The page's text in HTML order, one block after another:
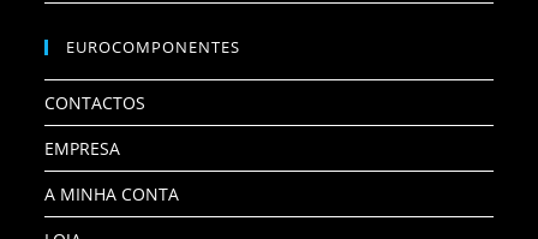
EUROCOMPONENTES
CONTACTOS
EMPRESA
A MINHA CONTA